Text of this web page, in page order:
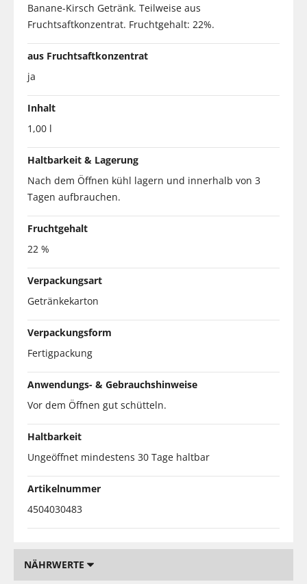
Banane-Kirsch Getränk. Teilweise aus
Fruchtsaftkonzentrat. Fruchtgehalt: 22%.
aus Fruchtsaftkonzentrat
ja
Inhalt
1,00 l
Haltbarkeit & Lagerung
Nach dem Öffnen kühl lagern und innerhalb von 3
Tagen aufbrauchen.
Fruchtgehalt
22 %
Verpackungsart
Getränkekarton
Verpackungsform
Fertigpackung
Anwendungs- & Gebrauchshinweise
Vor dem Öffnen gut schütteln.
Haltbarkeit
Ungeöffnet mindestens 30 Tage haltbar
Artikelnummer
4504030483
NÄHRWERTE